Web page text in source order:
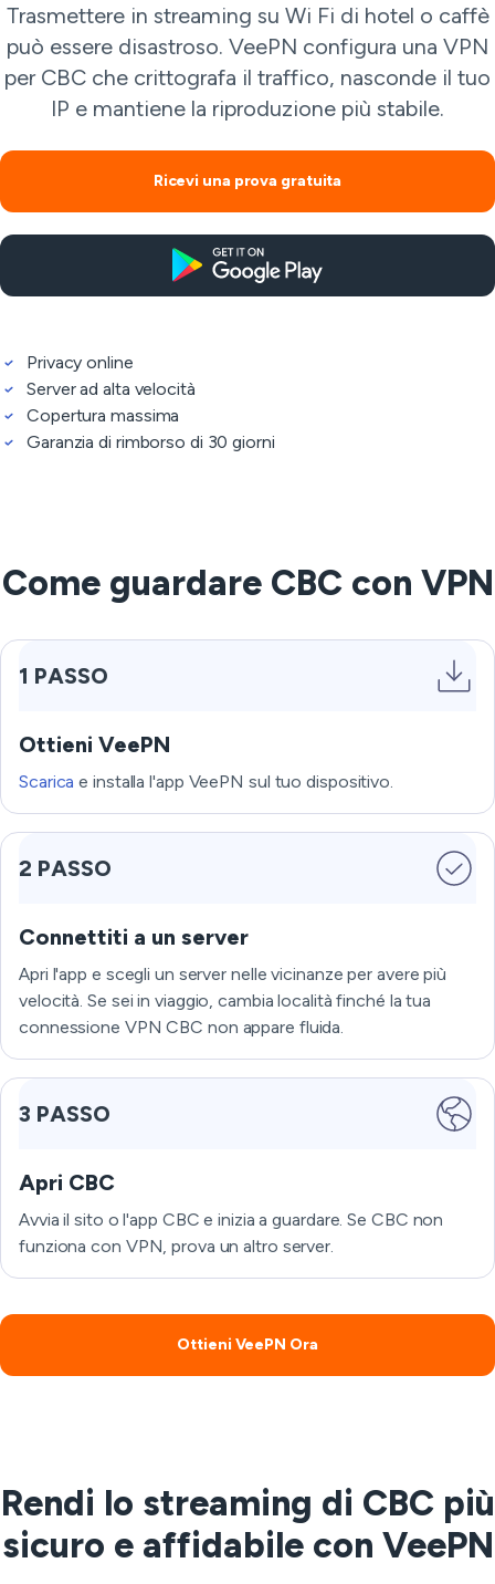
Trasmettere in streaming su Wi Fi di hotel o caffè
può essere disastroso. VeePN configura una VPN
per CBC che crittografa il traffico, nasconde il tuo
IP e mantiene la riproduzione più stabile.
Ricevi una prova gratuita
Privacy online
Server ad alta velocità
Copertura massima
Garanzia di rimborso di 30 giorni
Come guardare CBC con VPN
1 PASSO
Ottieni VeePN
Scarica e installa l'app VeePN sul tuo dispositivo.
2 PASSO
Connettiti a un server
Apri l'app e scegli un server nelle vicinanze per avere più
velocità. Se sei in viaggio, cambia località finché la tua
connessione VPN CBC non appare fluida.
3 PASSO
Apri CBC
Avvia il sito o l'app CBC e inizia a guardare. Se CBC non
funziona con VPN, prova un altro server.
Ottieni VeePN Ora
Rendi lo streaming di CBC più
sicuro e affidabile con VeePN